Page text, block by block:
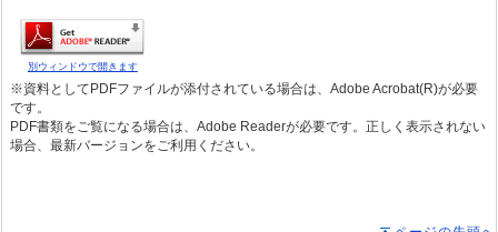
別ウィンドウで開きます
※資料としてPDFファイルが添付されている場合は、Adobe Acrobat(R)が必要
です。
PDF書類をご覧になる場合は、Adobe Readerが必要です。正しく表示されない
場合、最新バージョンをご利用ください。